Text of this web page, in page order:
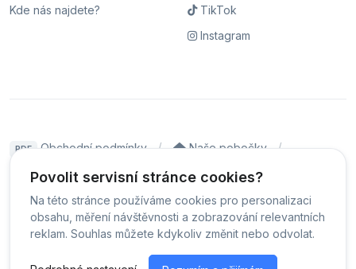
Povolit servisní stránce cookies?
Na této stránce používáme cookies pro personalizaci
obsahu, měření návštěvnosti a zobrazování relevantních
reklam. Souhlas můžete kdykoliv změnit nebo odvolat.
Kde nás najdete?
TikTok
Instagram
PDF Obchodní podmínky
Naše pobočky
Čeština
© Servis iPhoneLab - 2026 - Všechna práva vyhrazena.